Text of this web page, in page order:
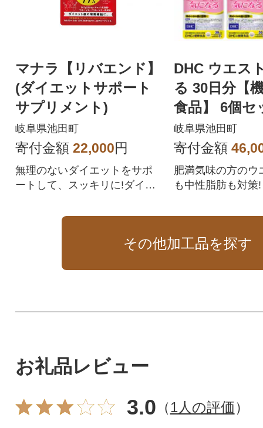
マナラ【リバエンド】
(ダイエットサポート
サプリメント)
岐阜県池田町
寄付金額 22,000円
無理のないダイエットをサポ
ートして、スッキリに!ダイエ
DHC ウエス
る 30日分【
食品】 6個セ
日分)
岐阜県池田町
寄付金額
肥満気味の方のウ
も中性脂肪も対策
その他加工品を探す
お礼品レビュー
3.0 （1人の評価）